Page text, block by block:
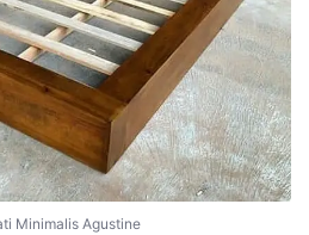
Minimalis Agustine